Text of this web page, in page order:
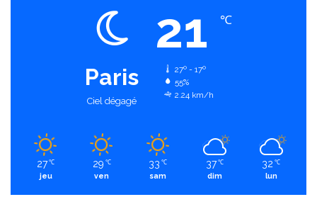
Paris
Ciel dégagé
21 ℃
27º - 17º
55%
2.24 km/h
27 ℃
jeu
29 ℃
ven
33 ℃
sam
37 ℃
dim
32 ℃
lun